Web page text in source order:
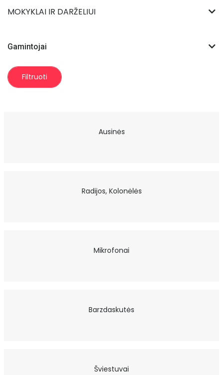
MOKYKLAI IR DARŽELIUI
Gamintojai
Filtruoti
Ausinės
Radijos, Kolonėlės
Mikrofonai
Barzdaskutės
Šviestuvai